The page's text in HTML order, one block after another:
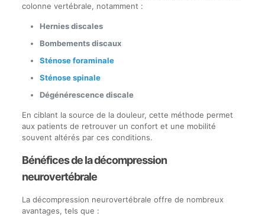
colonne vertébrale, notamment :
Hernies discales
Bombements discaux
Sténose foraminale
Sténose spinale
Dégénérescence discale
En ciblant la source de la douleur, cette méthode permet
aux patients de retrouver un confort et une mobilité
souvent altérés par ces conditions.
Bénéfices de la décompression
neurovertébrale
La décompression neurovertébrale offre de nombreux
avantages, tels que :